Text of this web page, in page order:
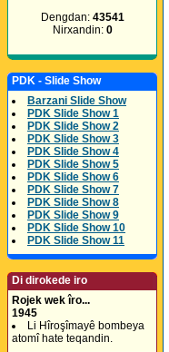
Dengdan: 43541
Nirxandin: 0
PDK - Slide Show
Barzani Slide Show
PDK Slide Show 1
PDK Slide Show 2
PDK Slide Show 3
PDK Slide Show 4
PDK Slide Show 5
PDK Slide Show 6
PDK Slide Show 7
PDK Slide Show 8
PDK Slide Show 9
PDK Slide Show 10
PDK Slide Show 11
Di dirokede iro
Rojek wek îro...
1945
Li Hîroşîmayê bombeya
atomî hate teqandin.